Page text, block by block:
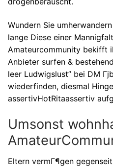
Wundern Sie
lange Diese einer
Amateurcommunity bekifft
Anbieter surfen &
leer Ludwigslust” bei DM
wiederfinden, diesmal
assertivHotRitaassertiv
Umsonst
Eltern vermГ¶gen